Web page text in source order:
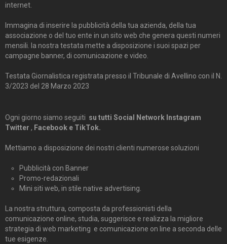
internet.
Immagina di inserire la pubblicità della tua azienda, della tua
associazione o del tuo ente in un sito web che genera questi numeri
mensili. la nostra testata mette a disposizione i suoi spazi per
campagne banner, di comunicazione e video.
Testata Giornalistica registrata presso il Tribunale di Avellino con il N.
3/2023 del 28 Marzo 2023
Ogni giorno siamo seguiti su tutti Social Network Instagram
Twitter , Facebook e TikTok.
Mettiamo a disposizione dei nostri clienti numerose soluzioni
Pubblicità con Banner
Promo-redazionali
Mini siti web, in stile native advertising.
La nostra struttura, composta da professionisti della
comunicazione online, studia, suggerisce e realizza la migliore
strategia di web marketing e comunicazione on line a seconda delle
tue esigenze.